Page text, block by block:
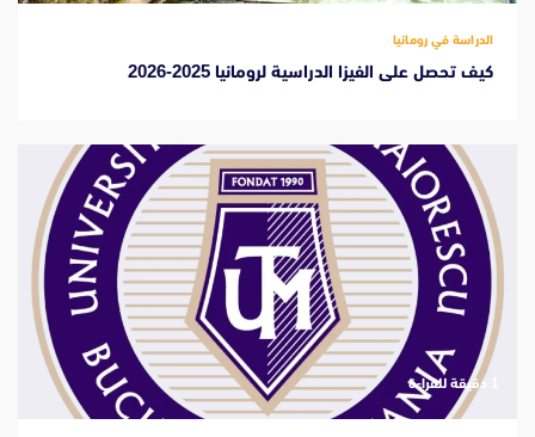
الدراسة في رومانيا
كيف تحصل على الفيزا الدراسية لرومانيا 2025-2026